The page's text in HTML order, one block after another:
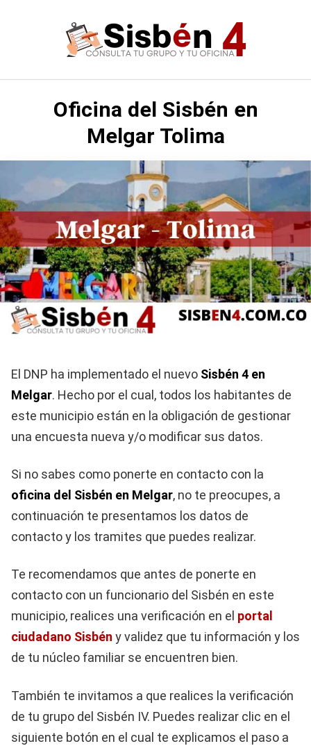
Oficina del Sisbén en
Melgar Tolima
El DNP ha implementado el nuevo Sisbén 4 en
Melgar. Hecho por el cual, todos los habitantes de
este municipio están en la obligación de gestionar
una encuesta nueva y/o modificar sus datos.
Si no sabes como ponerte en contacto con la
oficina del Sisbén en Melgar, no te preocupes, a
continuación te presentamos los datos de
contacto y los tramites que puedes realizar.
Te recomendamos que antes de ponerte en
contacto con un funcionario del Sisbén en este
municipio, realices una verificación en el portal
ciudadano Sisbén y validez que tu información y los
de tu núcleo familiar se encuentren bien.
También te invitamos a que realices la verificación
de tu grupo del Sisbén IV. Puedes realizar clic en el
siguiente botón en el cual te explicamos el paso a